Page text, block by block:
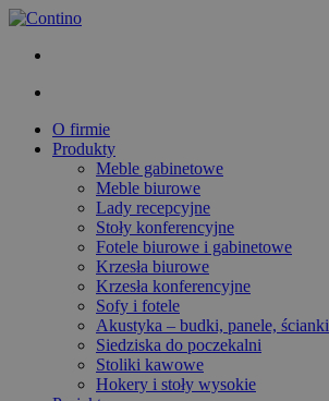
O firmie
Produkty
Meble gabinetowe
Meble biurowe
Lady recepcyjne
Stoły konferencyjne
Fotele biurowe i gabinetowe
Krzesła biurowe
Krzesła konferencyjne
Sofy i fotele
Akustyka – budki, panele, ścianki
Siedziska do poczekalni
Stoliki kawowe
Hokery i stoły wysokie